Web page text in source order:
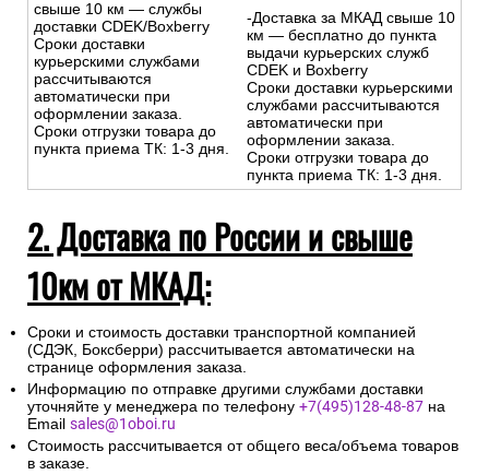
свыше 10 км — службы
доставки CDEK/Boxberry
Сроки доставки
курьерскими службами
рассчитываются
автоматически при
оформлении заказа.
Сроки отгрузки товара до
пункта приема ТК: 1-3 дня.
-Доставка за МКАД свыше 10
км — бесплатно до пункта
выдачи курьерских служб
CDEK и Boxberry
Сроки доставки курьерскими
службами рассчитываются
автоматически при
оформлении заказа.
Сроки отгрузки товара до
пункта приема ТК: 1-3 дня.
2. Доставка по России и свыше
10км от МКАД:
Сроки и стоимость доставки транспортной компанией
(СДЭК, Боксберри) рассчитывается автоматически на
странице оформления заказа.
Информацию по отправке другими службами доставки
уточняйте у менеджера по телефону +7(495)128-48-87 на
Email sales@1oboi.ru
Стоимость рассчитывается от общего веса/объема товаров
в заказе.